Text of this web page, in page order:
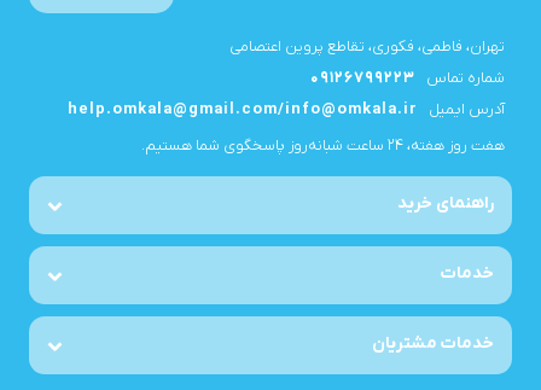
تهران، فاطمی، فکوری، تقاطع پروین اعتصامی
شماره تماس
09126799223
آدرس ایمیل
help.omkala@gmail.com/info@omkala.ir
هفت روز هفته، ۲۴ ساعت شبانه‌روز پاسخگوی شما هستیم.
راهنمای خرید
خدمات
خدمات مشتریان